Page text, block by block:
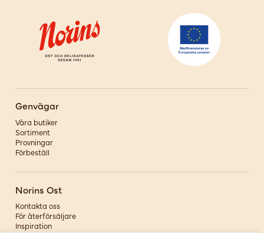
Genvägar
Våra butiker
Sortiment
Provningar
Förbeställ
Norins Ost
Kontakta oss
För återförsäljare
Inspiration